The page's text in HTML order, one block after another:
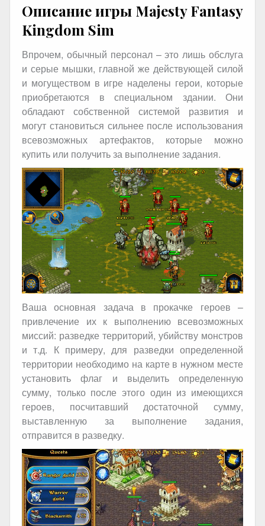
Описание игры Majesty Fantasy
Kingdom Sim
Впрочем, обычный персонал – это лишь обслуга
и серые мышки, главной же действующей силой
и могуществом в игре наделены герои, которые
приобретаются в специальном здании. Они
обладают собственной системой развития и
могут становиться сильнее после использования
всевозможных артефактов, которые можно
купить или получить за выполнение задания.
Ваша основная задача в прокачке героев –
привлечение их к выполнению всевозможных
миссий: разведке территорий, убийству монстров
и т.д. К примеру, для разведки определенной
территории необходимо на карте в нужном месте
установить флаг и выделить определенную
сумму, только после этого один из имеющихся
героев, посчитавший достаточной сумму,
выставленную за выполнение задания,
отправится в разведку.